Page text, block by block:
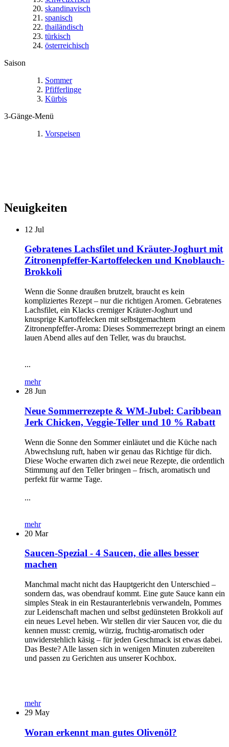
skandinavisch
spanisch
thailändisch
türkisch
österreichisch
Saison
Sommer
Pfifferlinge
Kürbis
3-Gänge-Menü
Vorspeisen
Neuigkeiten
12 Jul
Gebratenes Lachsfilet und Kräuter-Joghurt mit
Zitronenpfeffer-Kartoffelecken und Knoblauch-
Brokkoli
Wenn die Sonne draußen brutzelt, braucht es kein
kompliziertes Rezept – nur die richtigen Aromen. Gebratenes
Lachsfilet, ein Klacks cremiger Kräuter-Joghurt und
knusprige Kartoffelecken mit selbstgemachtem
Zitronenpfeffer-Aroma: Dieses Sommerrezept bringt an einem
lauen Abend alles auf den Teller, was du brauchst.
...
mehr
28 Jun
Neue Sommerrezepte & WM-Jubel: Caribbean
Jerk Chicken, Veggie-Teller und 10 % Rabatt
Wenn die Sonne den Sommer einläutet und die Küche nach
Abwechslung ruft, haben wir genau das Richtige für dich.
Diese Woche erwarten dich zwei neue Rezepte, die ordentlich
Stimmung auf den Teller bringen – frisch, aromatisch und
perfekt für warme Tage.
...
mehr
20 Mar
Saucen-Spezial - 4 Saucen, die alles besser
machen
Manchmal macht nicht das Hauptgericht den Unterschied –
sondern das, was obendrauf kommt. Eine gute Sauce kann ein
simples Steak in ein Restauranterlebnis verwandeln, Pommes
zur Leidenschaft machen und selbst gedünsteten Brokkoli auf
ein neues Level heben. Wir stellen dir vier Saucen vor, die du
kennen musst: cremig, würzig, fruchtig-aromatisch oder
unwiderstehlich käsig – für jeden Geschmack ist etwas dabei.
Das Beste? Alle lassen sich in wenigen Minuten zubereiten
und passen zu Gerichten aus unserer Kochbox.
mehr
29 May
Woran erkennt man gutes Olivenöl?